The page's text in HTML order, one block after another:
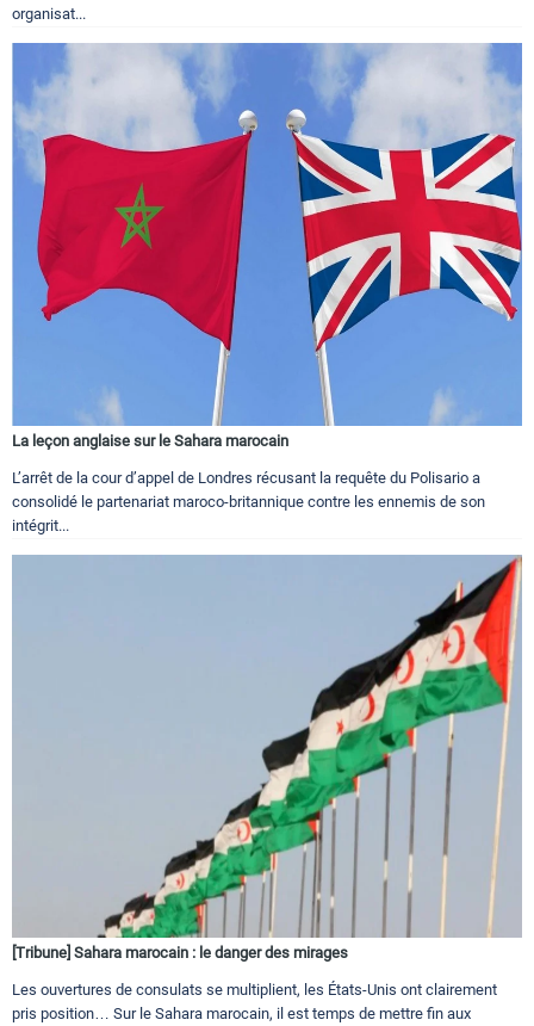
organisat...
La leçon anglaise sur le Sahara marocain
L’arrêt de la cour d’appel de Londres récusant la requête du Polisario a
consolidé le partenariat maroco-britannique contre les ennemis de son
intégrit...
[Tribune] Sahara marocain : le danger des mirages
Les ouvertures de consulats se multiplient, les États-Unis ont clairement
pris position… Sur le Sahara marocain, il est temps de mettre fin aux